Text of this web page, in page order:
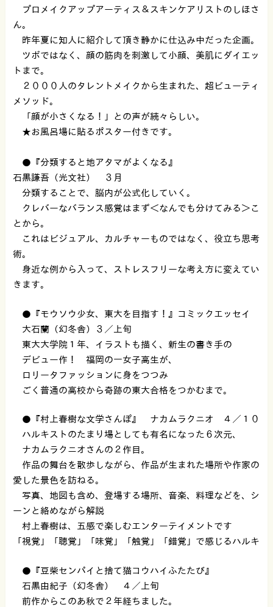
プロメイクアップアーティス＆スキンケアリストのしほさ
ん。
昨年夏に知人に紹介して頂き静かに仕込み中だった企画。
ツボではなく、顔の筋肉を刺激して小顔、美肌にダイエッ
トまで。
２０００人のタレントメイクから生まれた、超ビューティ
メソッド。
「顔が小さくなる！」との声が続々らしい。
★お風呂場に貼るポスター付きです。
●『分類すると地アタマがよくなる』
石黒謙吾（光文社） ３月
分類することで、脳内が公式化していく。
クレバーなバランス感覚はまず＜なんでも分けてみる＞こ
とから。
これはビジュアル、カルチャーものではなく、役立ち思考
術。
身近な例から入って、ストレスフリーな考え方に変えてい
きます。
●『モウソウ少女、東大を目指す！』コミックエッセイ
大石蘭（幻冬舎）３／上旬
東大大学院１年、イラストも描く、新生の書き手の
デビュー作！ 福岡の一女子高生が、
ロリータファッションに身をつつみ
ごく普通の高校から奇跡の東大合格をつかむまで。
●『村上春樹な文学さんぽ』 ナカムラクニオ ４／１０
ハルキストのたまり場としても有名になった６次元、
ナカムラクニオさんの２作目。
作品の舞台を散歩しながら、作品が生まれた場所や作家の
愛した景色を訪ねる。
写真、地図も含め、登場する場所、音楽、料理などを、シ
ーンと絡めながら解説
村上春樹は、五感で楽しむエンターテイメントです
「視覚」「聴覚」「味覚」「触覚」「錯覚」で感じるハルキ
●『豆柴センパイと捨て猫コウハイふたたび』
石黒由紀子（幻冬舎） ４／上旬
前作からこのあ秋で２年経ちました。